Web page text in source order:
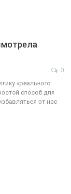
0
«реального
способ для
от нее